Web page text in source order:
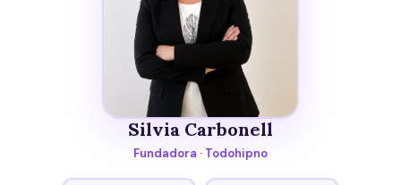
Silvia Carbonell
Fundadora · Todohipno